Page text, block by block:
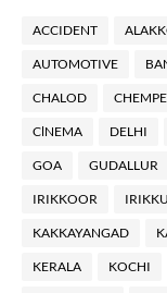
ACCIDENT
AUTOMOTIVE
CHALOD
ClNEMA DELHI
GOA GUDALLUR
IRIKKOOR
KAKKAYANGAD
KERALA KOCHI